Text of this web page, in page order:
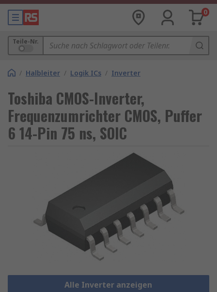
0
Teile-Nr.
/ Halbleiter / Logik ICs / Inverter
Toshiba CMOS-Inverter,
Frequenzumrichter CMOS, Puffer
6 14-Pin 75 ns, SOIC
Alle Inverter anzeigen